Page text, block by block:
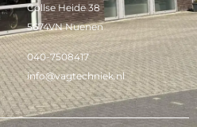
Collse Heide 38
5674VN Nuenen
040-7508417
info@vagtechniek.nl